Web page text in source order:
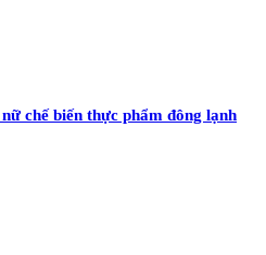
chế biến thực phẩm đông lạnh